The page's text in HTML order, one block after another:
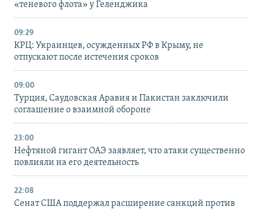
«теневого флота» у Геленджика
09:29
КРЦ: Украинцев, осужденных РФ в Крыму, не
отпускают после истечения сроков
09:00
Турция, Саудовская Аравия и Пакистан заключили
соглашение о взаимной обороне
23:00
Нефтяной гигант ОАЭ заявляет, что атаки существенно
повлияли на его деятельность
22:08
Сенат США поддержал расширение санкций против